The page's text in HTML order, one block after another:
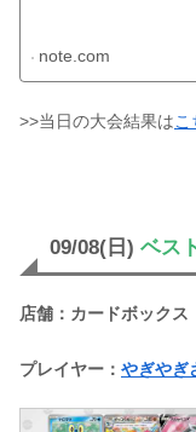
note.com
>>当日の大会結果はこ
09/08(日) ベス
店舗：カードボック
プレイヤー： やぎやぎ